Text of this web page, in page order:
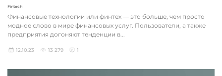
Fintech
Финансовые технологии или финтех — это больше, чем просто
модное слово в мире финансовых услуг. Пользователи, а также
предприятия догоняют тенденции в...
12.10.23 13 279 1